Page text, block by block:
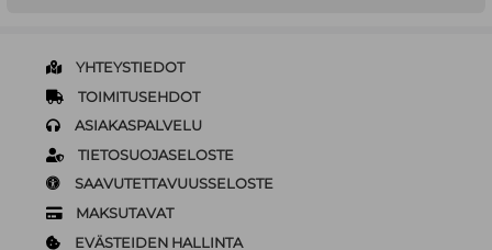
YHTEYSTIEDOT
TOIMITUSEHDOT
ASIAKASPALVELU
TIETOSUOJASELOSTE
SAAVUTETTAVUUSSELOSTE
MAKSUTAVAT
EVÄSTEIDEN HALLINTA